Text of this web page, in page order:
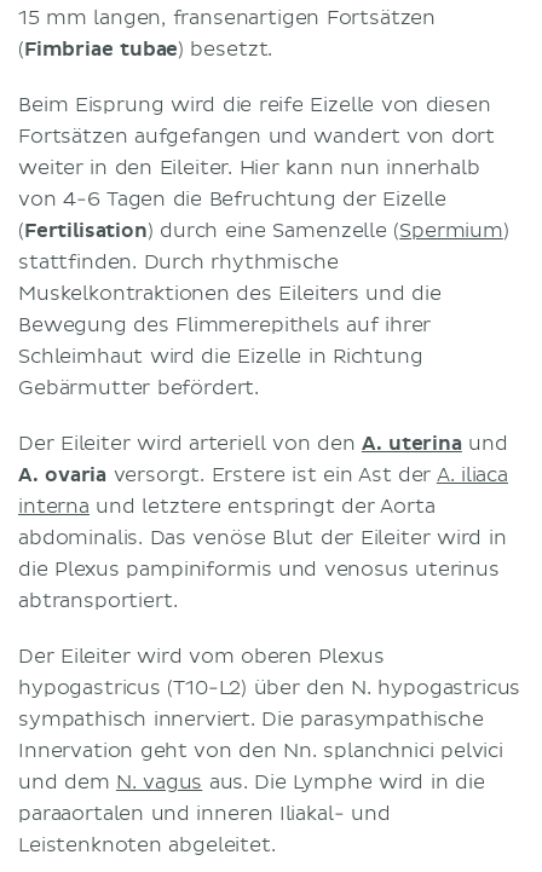
15 mm langen, fransenartigen Fortsätzen
(Fimbriae tubae) besetzt.
Beim Eisprung wird die reife Eizelle von diesen
Fortsätzen aufgefangen und wandert von dort
weiter in den Eileiter. Hier kann nun innerhalb
von 4-6 Tagen die Befruchtung der Eizelle
(Fertilisation) durch eine Samenzelle (Spermium)
stattfinden. Durch rhythmische
Muskelkontraktionen des Eileiters und die
Bewegung des Flimmerepithels auf ihrer
Schleimhaut wird die Eizelle in Richtung
Gebärmutter befördert.
Der Eileiter wird arteriell von den A. uterina und
A. ovaria versorgt. Erstere ist ein Ast der A. iliaca
interna und letztere entspringt der Aorta
abdominalis. Das venöse Blut der Eileiter wird in
die Plexus pampiniformis und venosus uterinus
abtransportiert.
Der Eileiter wird vom oberen Plexus
hypogastricus (T10-L2) über den N. hypogastricus
sympathisch innerviert. Die parasympathische
Innervation geht von den Nn. splanchnici pelvici
und dem N. vagus aus. Die Lymphe wird in die
paraaortalen und inneren Iliakal- und
Leistenknoten abgeleitet.